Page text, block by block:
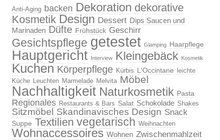
Anti-Aging backen Dekoration dekorative
Kosmetik Design Dessert Dips Saucen und
Marinaden Düfte Frühstück Geschirr
Gesichtspflege getestet Glamping Haarpflege
Hauptgericht Interview Kleingebäck Kosmetik
Kuchen Körperpflege Kürbis L'Occintane
leichte
Küche Leuchten Marmelade Melvita Möbel
Nachhaltigkeit Naturkosmetik Pasta
Regionales Restaurants & Bars Salat Schokolade Shakes
Sitzmöbel Skandinavisches Design Snack
Suppe Textilien vegetarisch Weihnachten
Wohnaccessoires Wohnen Zwischenmahlzeit